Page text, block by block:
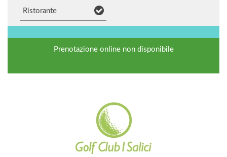
Ristorante
Prenotazione online non disponibile